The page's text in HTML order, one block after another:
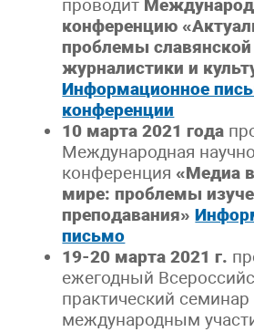
проводит
конференцию
проблемы
журналистики и
Информационное
конференции
10 марта 2021 года
Международная
конференция «Медиа
мире: проблемы
преподавания»
письмо
19-20 марта 2021 г.
ежегодный
практический семинар
международным